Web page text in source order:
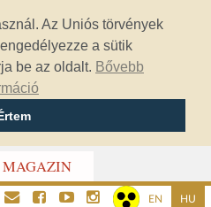
Az Uniós törvények
a sütik
be az oldalt. Bővebb
MAGAZIN
EN HU